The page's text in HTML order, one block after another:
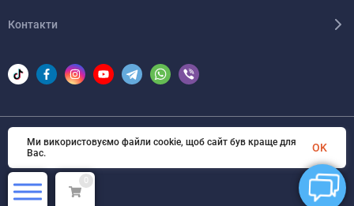
Контакти
© 2026 Areon-ua. Всі права захищені
0
Ми використовуємо файли cookie, щоб сайт був краще для
Вас.
OK